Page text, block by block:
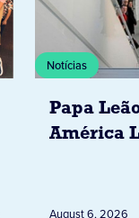
Notícias
Papa
América
Peru
August 6, 2026